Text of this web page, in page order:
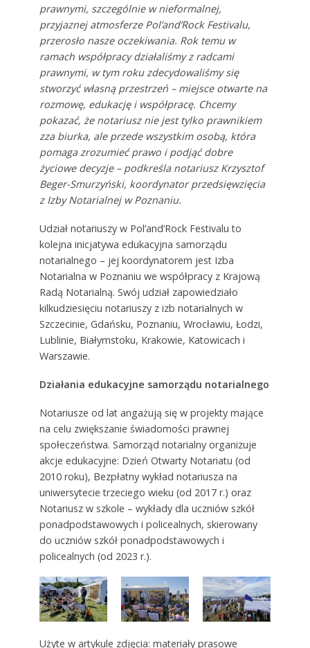
prawnymi, szczególnie w nieformalnej,
przyjaznej atmosferze Pol’and’Rock Festivalu,
przerosło nasze oczekiwania. Rok temu w
ramach współpracy działaliśmy z radcami
prawnymi, w tym roku zdecydowaliśmy się
stworzyć własną przestrzeń – miejsce otwarte na
rozmowę, edukację i współpracę. Chcemy
pokazać, że notariusz nie jest tylko prawnikiem
zza biurka, ale przede wszystkim osobą, która
pomaga zrozumieć prawo i podjąć dobre
życiowe decyzje – podkreśla notariusz Krzysztof
Beger-Smurzyński, koordynator przedsięwzięcia
z Izby Notarialnej w Poznaniu.
Udział notariuszy w Pol’and’Rock Festivalu to
kolejna inicjatywa edukacyjna samorządu
notarialnego – jej koordynatorem jest Izba
Notarialna w Poznaniu we współpracy z Krajową
Radą Notarialną. Swój udział zapowiedziało
kilkudziesięciu notariuszy z izb notarialnych w
Szczecinie, Gdańsku, Poznaniu, Wrocławiu, Łodzi,
Lublinie, Białymstoku, Krakowie, Katowicach i
Warszawie.
Działania edukacyjne samorządu notarialnego
Notariusze od lat angażują się w projekty mające
na celu zwiększanie świadomości prawnej
społeczeństwa. Samorząd notarialny organizuje
akcje edukacyjne: Dzień Otwarty Notariatu (od
2010 roku), Bezpłatny wykład notariusza na
uniwersytecie trzeciego wieku (od 2017 r.) oraz
Notariusz w szkole – wykłady dla uczniów szkół
ponadpodstawowych i policealnych, skierowany
do uczniów szkół ponadpodstawowych i
policealnych (od 2023 r.).
Użyte w artykule zdjęcia: materiały prasowe